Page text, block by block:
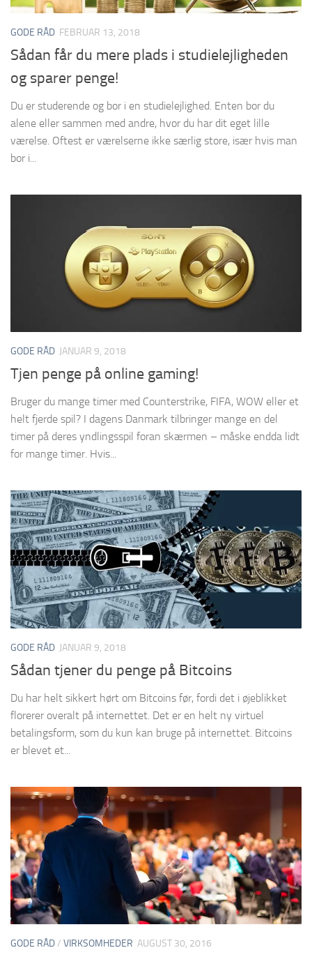
GODE RÅD FEBRUAR 13, 2018
Sådan får du mere plads i studielejligheden
og sparer penge!
Du er studerende og bor i en studielejlighed. Enten bor du
alene eller sammen med andre, hvor du har dit eget lille
værelse. Oftest er værelserne ikke særlig store, især hvis man
bor i...
GODE RÅD JANUAR 9, 2018
Tjen penge på online gaming!
Bruger du mange timer med Counterstrike, FIFA, WOW eller et
helt fjerde spil? I dagens Danmark tilbringer mange en del
timer på deres yndlingsspil foran skærmen – måske endda lidt
for mange timer. Hvis...
GODE RÅD JANUAR 9, 2018
Sådan tjener du penge på Bitcoins
Du har helt sikkert hørt om Bitcoins før, fordi det i øjeblikket
florerer overalt på internettet. Det er en helt ny virtuel
betalingsform, som du kun kan bruge på internettet. Bitcoins
er blevet et...
GODE RÅD/ VIRKSOMHEDER AUGUST 30, 2016